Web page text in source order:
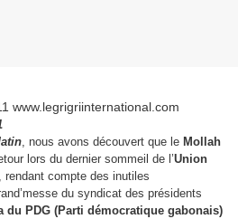
, nous avons découvert que le Mollah
lors du dernier sommeil de l’Union
compte des inutiles
du syndicat des présidents
du PDG (Parti démocratique gabonais)